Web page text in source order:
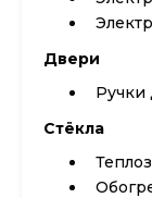
Двери
Ручки
Стёкла